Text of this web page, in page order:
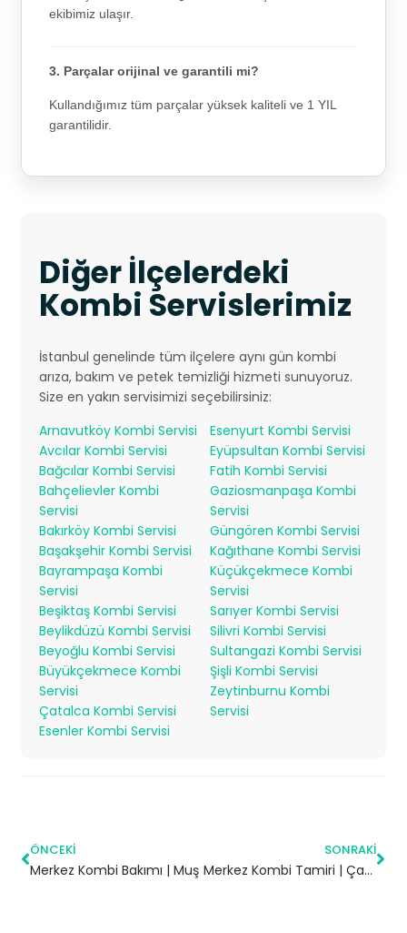
ekibimiz ulaşır.
3. Parçalar orijinal ve garantili mi?
Kullandığımız tüm parçalar yüksek kaliteli ve 1 YIL
garantilidir.
Diğer İlçelerdeki
Kombi Servislerimiz
İstanbul genelinde tüm ilçelere aynı gün kombi
arıza, bakım ve petek temizliği hizmeti sunuyoruz.
Size en yakın servisimizi seçebilirsiniz:
Arnavutköy Kombi Servisi
Avcılar Kombi Servisi
Bağcılar Kombi Servisi
Bahçelievler Kombi
Servisi
Bakırköy Kombi Servisi
Başakşehir Kombi Servisi
Bayrampaşa Kombi
Servisi
Beşiktaş Kombi Servisi
Beylikdüzü Kombi Servisi
Beyoğlu Kombi Servisi
Büyükçekmece Kombi
Servisi
Çatalca Kombi Servisi
Esenler Kombi Servisi
Esenyurt Kombi Servisi
Eyüpsultan Kombi Servisi
Fatih Kombi Servisi
Gaziosmanpaşa Kombi
Servisi
Güngören Kombi Servisi
Kağıthane Kombi Servisi
Küçükçekmece Kombi
Servisi
Sarıyer Kombi Servisi
Silivri Kombi Servisi
Sultangazi Kombi Servisi
Şişli Kombi Servisi
Zeytinburnu Kombi
Servisi
ÖNCEKI
Merkez Kombi Bakımı | Muş
SONRAKI
Merkez Kombi Tamiri | Çankırı